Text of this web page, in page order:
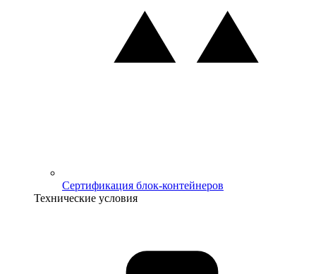
Сертификация блок-контейнеров
Технические условия